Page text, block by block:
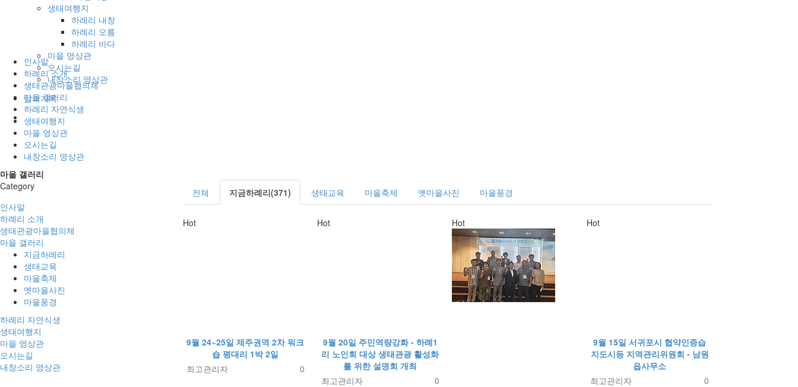
생태여행지
하례리 내창
하례리 오름
하례리 바다
마을 영상관
오시는길
내창소리 영상관
삶의기록
인사말
하례리 소개
생태관광마을협의체
마을 갤러리
하례리 자연식생
생태여행지
마을 영상관
오시는길
내창소리 영상관
마을 갤러리
전체
지금하례리(371) 생태교육 마을축제 옛마을사진 마을풍경
Hot
9월 24~25일 제주권역 2차 워크
숍 평대리 1박 2일
최고관리자
0
Hot
9월 20일 주민역량강화 - 하례1
리 노인회 대상 생태관광 활성화
를 위한 설명회 개최
최고관리자
0
Hot Hot
9월 15일 서귀포시 협약인증습
지도시등 지역관리위원회 - 남원
읍사무소
최고관리자
0
Category
인사말
하례리 소개
생태관광마을협의체
마을 갤러리
지금하례리
생태교육
마을축제
옛마을사진
마을풍경
하례리 자연식생
생태여행지
마을 영상관
오시는길
내창소리 영상관